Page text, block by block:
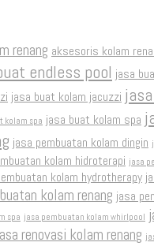
renang aksesoris kolam
endless pool jasa
jasa buat kolam jacuzzi
kolam spa jasa buat kolam spa
jasa pembuatan kolam dingin
kolam hidroterapi jasa
kolam hydrotherapy
kolam renang jasa
spa jasa pembuatan kolam whirlpool
renovasi kolam renang